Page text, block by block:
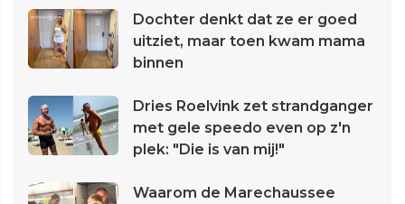
Dochter denkt dat ze er goed
uitziet, maar toen kwam mama
binnen
Dries Roelvink zet strandganger
met gele speedo even op z'n
plek: "Die is van mij!"
Waarom de Marechaussee